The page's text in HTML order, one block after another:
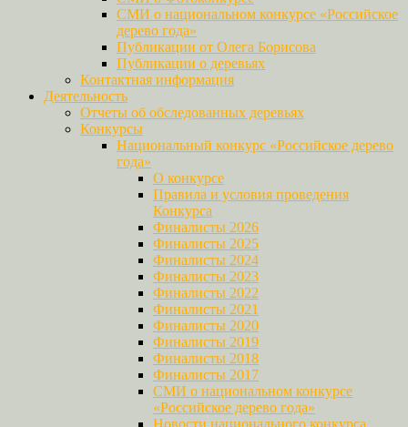
СМИ о национальном конкурсе «Российское
дерево года»
Публикации от Олега Борисова
Публикации о деревьях
Контактная информация
Деятельность
Отчеты об обследованных деревьях
Конкурсы
Национальный конкурс «Российское дерево
года»
О конкурсе
Правила и условия проведения
Конкурса
Финалисты 2026
Финалисты 2025
Финалисты 2024
Финалисты 2023
Финалисты 2022
Финалисты 2021
Финалисты 2020
Финалисты 2019
Финалисты 2018
Финалисты 2017
СМИ о национальном конкурсе
«Российское дерево года»
Новости национального конкурса